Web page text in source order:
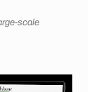
scale